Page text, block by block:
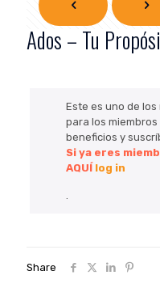
Ados – Tu
Este es uno de
para los
beneficios y
Si ya eres
AQUÍ log in
.
Share